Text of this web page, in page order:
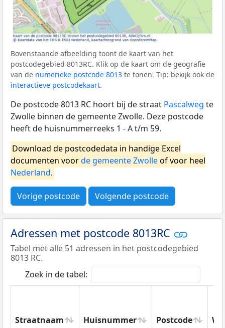
Bovenstaande afbeelding toont de kaart van het
postcodegebied 8013RC. Klik op de kaart om de geografie
van de numerieke postcode 8013 te tonen. Tip: bekijk ook de
interactieve postcodekaart.
De postcode 8013 RC hoort bij de straat Pascalweg te
Zwolle binnen de gemeente Zwolle. Deze postcode
heeft de huisnummerreeks 1 - A t/m 59.
Download de postcodedata in handige Excel
documenten voorde gemeente Zwolleof voor heel
Nederland.
Vorige postcode Volgende postcode
Adressen met postcode 8013RC
Tabel met alle 51 adressen in het postcodegebied
8013 RC.
Zoek in de tabel:
Straatnaam Huisnummer Postcode